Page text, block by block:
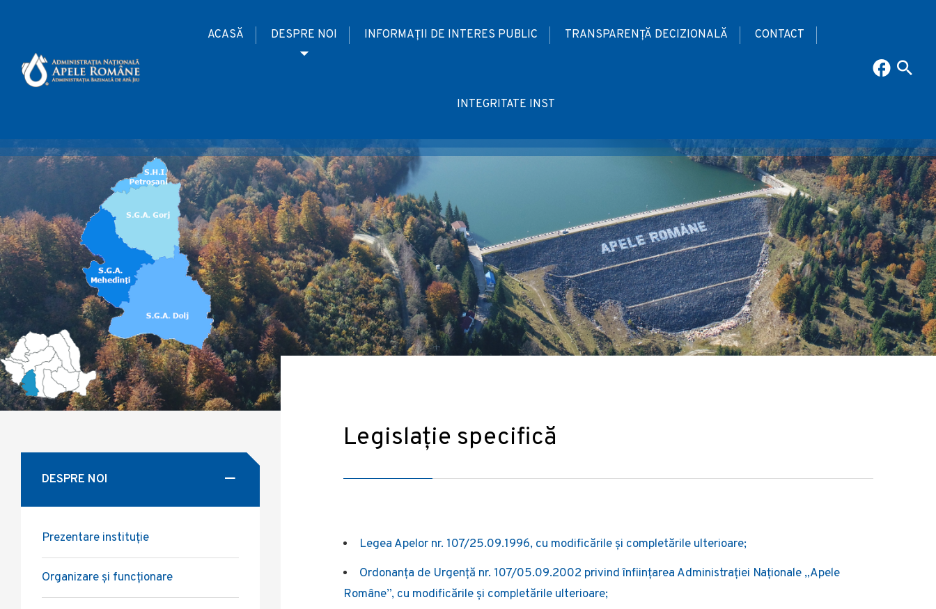
ACASĂ DESPRE NOI INFORMAȚII DE INTERES PUBLIC TRANSPARENȚĂ DECIZIONALĂ CONTACT
INTEGRITATE INST
Legislație specifică
Legea Apelor nr. 107/25.09.1996, cu modificările și completările ulterioare;
Ordonanța de Urgență nr. 107/05.09.2002 privind înființarea Administrației Naționale „Apele
Române”, cu modificările și completările ulterioare;
DESPRE NOI
Prezentare instituție
Organizare și funcționare